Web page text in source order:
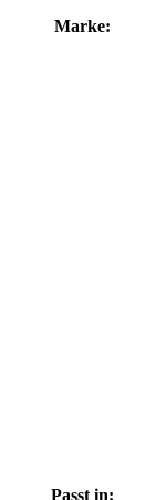
Marke:
Passt in: